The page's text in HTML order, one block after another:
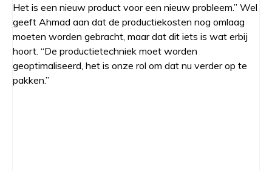
Het is een nieuw product voor een nieuw probleem.” Wel
geeft Ahmad aan dat de productiekosten nog omlaag
moeten worden gebracht, maar dat dit iets is wat erbij
hoort. “De productietechniek moet worden
geoptimaliseerd, het is onze rol om dat nu verder op te
pakken.”